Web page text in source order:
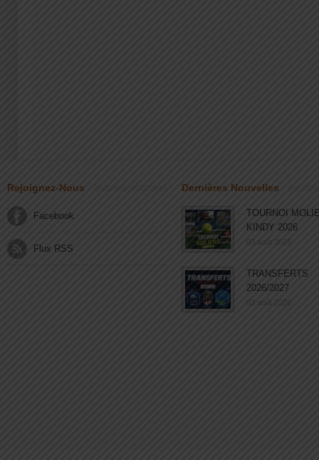
Rejoignez-Nous
Facebook
Flux RSS
Dernières Nouvelles
TOURNOI
KINDY 2026
03 août 2026
TRANSFERTS
2026/2027
03 août 2026